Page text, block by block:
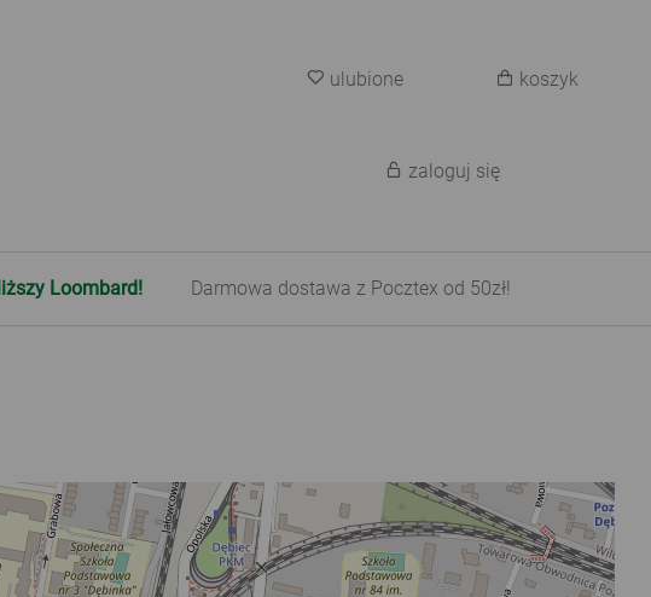
ulubione koszyk
zaloguj się
Loombard! Darmowa dostawa z Pocztex od 50zł!